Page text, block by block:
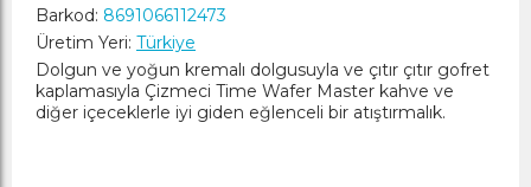
Barkod: 8691066112473
Üretim Yeri: Türkiye
Dolgun ve yoğun kremalı dolgusuyla ve çıtır çıtır gofret
kaplamasıyla Çizmeci Time Wafer Master kahve ve
diğer içeceklerle iyi giden eğlenceli bir atıştırmalık.